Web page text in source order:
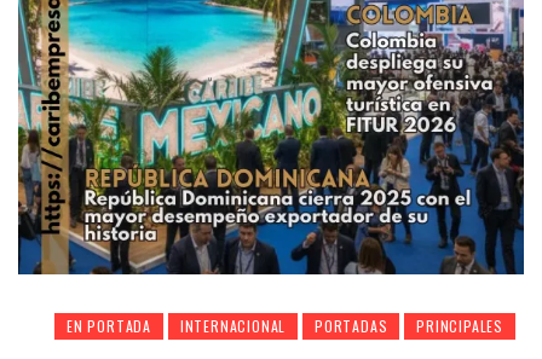
EN PORTADA INTERNACIONAL PORTADAS PRINCIPALES